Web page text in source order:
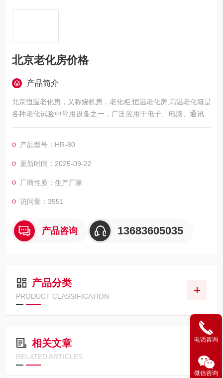
北京老化房价格
产品简介
北京恒温老化房，又称烧机房，老化柜,恒温老化房,高温老化箱是
各种老化试验中常用设备之一，广泛应用于电子、电脑、通讯等
领域。
产品型号：HR-80
更新时间：2025-09-22
厂商性质：生产厂家
访问量：3551
产品咨询 13683605035
产品分类
PRODUCT CLASSIFICATION
相关文章
RELATED ARTICLES
电话咨询
微信咨询